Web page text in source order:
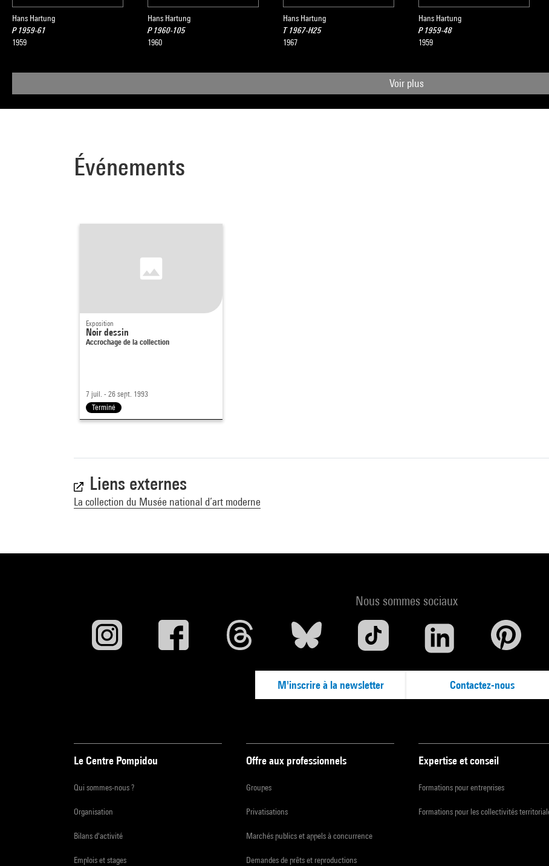
Hans Hartung
P 1959-61
1959
Hans Hartung
P 1960-105
1960
Hans Hartung
T 1967-H25
1967
Hans Hartung
P 1959-48
1959
Voir plus
Événements
Exposition
Noir dessin
Accrochage de la collection
7 juil. - 26 sept. 1993
Terminé
Liens externes
La collection du Musée national d’art moderne
Nous sommes sociaux
M'inscrire à la newsletter Contactez-nous
Le Centre Pompidou
Qui sommes-nous ?
Organisation
Bilans d'activité
Emplois et stages
Offre aux professionnels
Groupes
Privatisations
Marchés publics et appels à concurrence
Demandes de prêts et reproductions
Expertise et conseil
Formations pour entreprises
Formations pour les collectivités